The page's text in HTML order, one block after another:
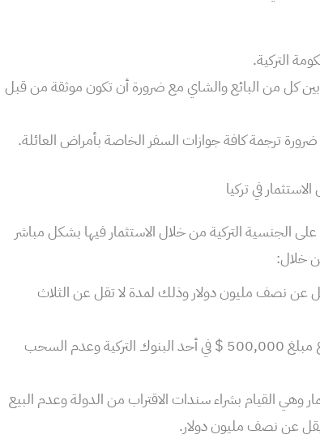
التركية.
كل من البائع والشاي مع ضرورة أن تكون موثقة من قبل
ترجمة كافة جوازات السفر الخاصة بأمراض العائلة.
في تركيا
الجنسية التركية من خلال الاستثمار فيها بشكل مباشر
خلال:
عن نصف مليون دولار وذلك لمدة لا تقل عن الثلاث
كما يمكن أيضًا الاستثمار من خلال إيداع مبلغ 500,000 $ في أحد البنوك التركية وعدم السحب
وهي القيام بشراء سندات الاقتراب من الدولة وعدم البيع